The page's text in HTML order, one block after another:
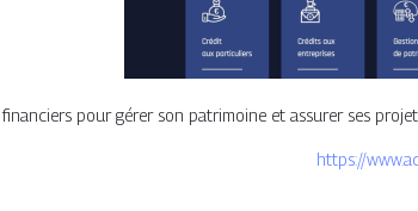
pour gérer son patrimoine et assurer ses
https://